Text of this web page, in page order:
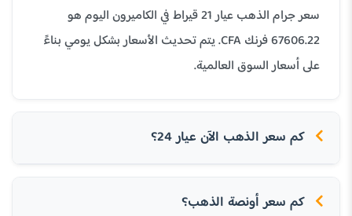
سعر جرام الذهب عيار 21 قيراط في الكاميرون اليوم هو
67606.22 فرنك CFA. يتم تحديث الأسعار بشكل يومي بناءً
على أسعار السوق العالمية.
كم سعر الذهب الآن عيار 24؟
كم سعر أونصة الذهب؟